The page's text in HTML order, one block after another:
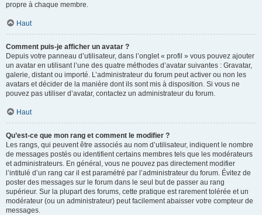
propre à chaque membre.
Haut
Comment puis-je afficher un avatar ?
Depuis votre panneau d’utilisateur, dans l’onglet « profil » vous pouvez ajouter
un avatar en utilisant l’une des quatre méthodes d’avatar suivantes : Gravatar,
galerie, distant ou importé. L’administrateur du forum peut activer ou non les
avatars et décider de la manière dont ils sont mis à disposition. Si vous ne
pouvez pas utiliser d’avatar, contactez un administrateur du forum.
Haut
Qu’est-ce que mon rang et comment le modifier ?
Les rangs, qui peuvent être associés au nom d’utilisateur, indiquent le nombre
de messages postés ou identifient certains membres tels que les modérateurs
et administrateurs. En général, vous ne pouvez pas directement modifier
l’intitulé d’un rang car il est paramétré par l’administrateur du forum. Évitez de
poster des messages sur le forum dans le seul but de passer au rang
supérieur. Sur la plupart des forums, cette pratique est rarement tolérée et un
modérateur (ou un administrateur) peut facilement abaisser votre compteur de
messages.